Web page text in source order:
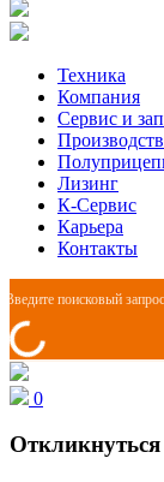
Техника
Компания
Сервис и
Лизинг
К-Сервис
Карьера
Контакты
0